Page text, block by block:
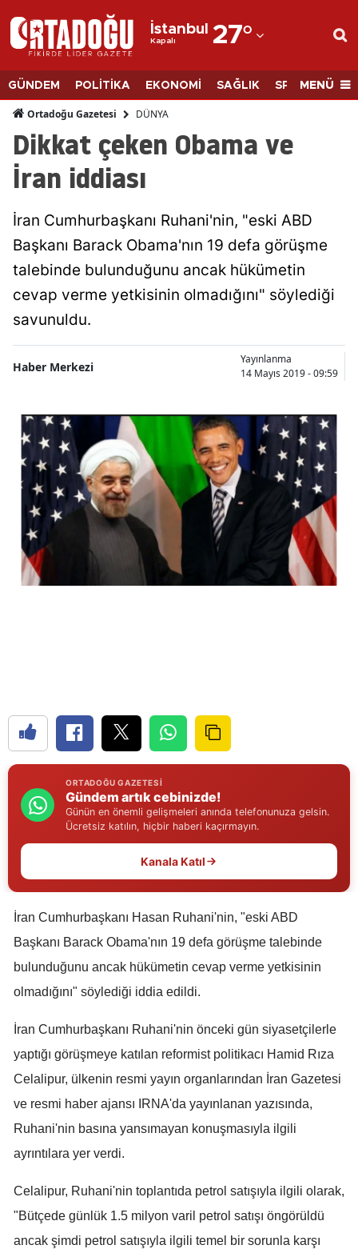
İstanbul
Kapalı 27°
Adana
Adıyaman
Afyonkarahisar
Ağrı
Ankara
Antalya
Artvin
Balıkesir
Bitlis
Burdur
Çanakkale
Edirne
Elazığ
Erzincan
Erzurum
Eskişehir
Giresun
Gümüşhane
Hakkari
Hatay
Mersin
İstanbul
Kars
GÜNDEM POLİTİKA EKONOMİ SAĞLIK SPORMENÜ
Ortadoğu Gazetesi DÜNYA
Dikkat çeken Obama ve
İran iddiası
İran Cumhurbaşkanı Ruhani'nin, "eski ABD
Başkanı Barack Obama'nın 19 defa görüşme
talebinde bulunduğunu ancak hükümetin
cevap verme yetkisinin olmadığını" söylediği
savunuldu.
Haber Merkezi
Yayınlanma
14 Mayıs 2019 - 09:59
ORTADOĞU GAZETESI
Gündem artık cebinizde!
Günün en önemli gelişmeleri anında telefonunuza gelsin.
Ücretsiz katılın, hiçbir haberi kaçırmayın.
Kanala Katıl
İran Cumhurbaşkanı Hasan Ruhani'nin, "eski ABD
Başkanı Barack Obama'nın 19 defa görüşme talebinde
bulunduğunu ancak hükümetin cevap verme yetkisinin
olmadığını" söylediği iddia edildi.
İran Cumhurbaşkanı Ruhani'nin önceki gün siyasetçilerle
yaptığı görüşmeye katılan reformist politikacı Hamid Rıza
Celalipur, ülkenin resmi yayın organlarından İran Gazetesi
ve resmi haber ajansı IRNA'da yayınlanan yazısında,
Ruhani'nin basına yansımayan konuşmasıyla ilgili
ayrıntılara yer verdi.
Celalipur, Ruhani'nin toplantıda petrol satışıyla ilgili olarak,
"Bütçede günlük 1.5 milyon varil petrol satışı öngörüldü
ancak şimdi petrol satışıyla ilgili temel bir sorunla karşı